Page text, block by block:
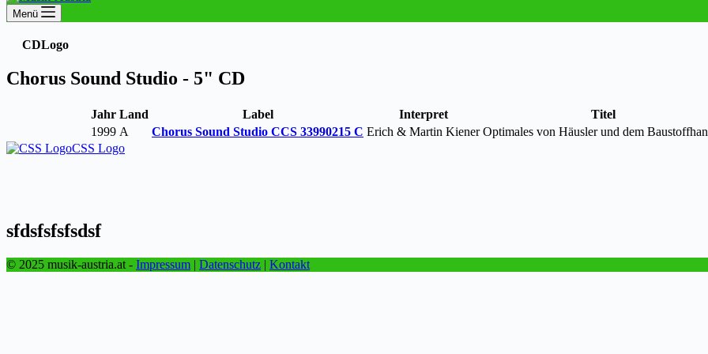
Menü
CDLogo
Chorus Sound Studio - 5" CD
Jahr Land Label Interpret
Titel
1999 A Chorus Sound Studio CCS 33990215 C Erich & Martin Kiener Optimales von Häusler und dem
CSS Logo
sfdsfsfsfsdsf
© 2025 musik-austria.at - Impressum | Datenschutz | Kontakt